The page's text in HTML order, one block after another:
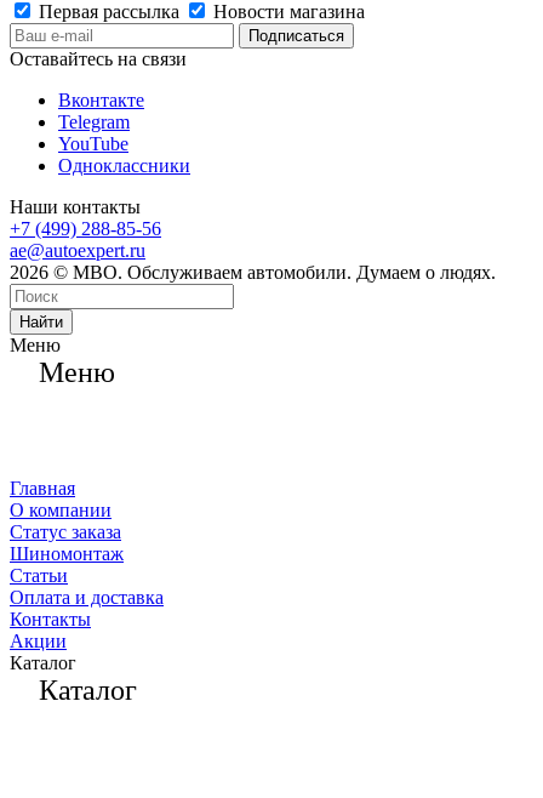
Первая рассылка
Новости магазина
Оставайтесь на связи
Вконтакте
Telegram
YouTube
Одноклассники
Наши контакты
+7 (499) 288-85-56
ae@autoexpert.ru
2026 © МВО. Обслуживаем автомобили. Думаем о людях.
Найти
Меню
Меню
Главная
О компании
Статус заказа
Шиномонтаж
Статьи
Оплата и доставка
Контакты
Акции
Каталог
Каталог